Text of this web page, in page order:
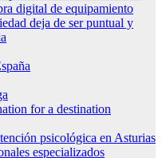
digital de equipamiento
deja de ser puntual y
for a destination
psicológica en Asturias
especializados